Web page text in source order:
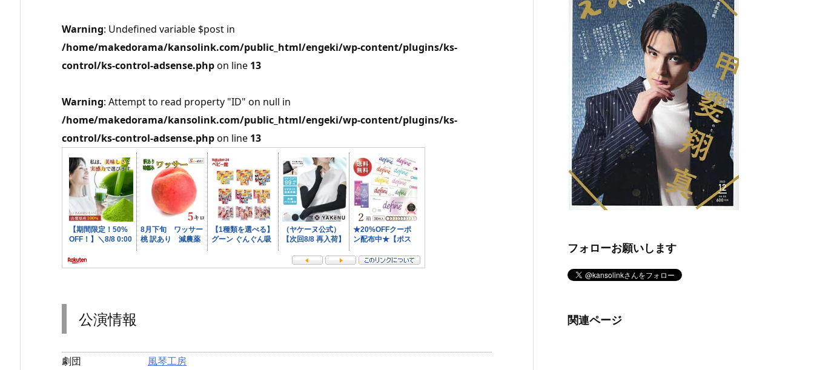
Warning: Undefined variable $post in
/home/makedorama/kansolink.com/public_html/engeki/wp-content/plugins/ks-
control/ks-control-adsense.phpon line 13
Warning: Attempt to read property "ID" on null in
/home/makedorama/kansolink.com/public_html/engeki/wp-content/plugins/ks-
control/ks-control-adsense.phpon line 13
公演情報
劇団
風琴工房
フォローお願いします
関連ページ